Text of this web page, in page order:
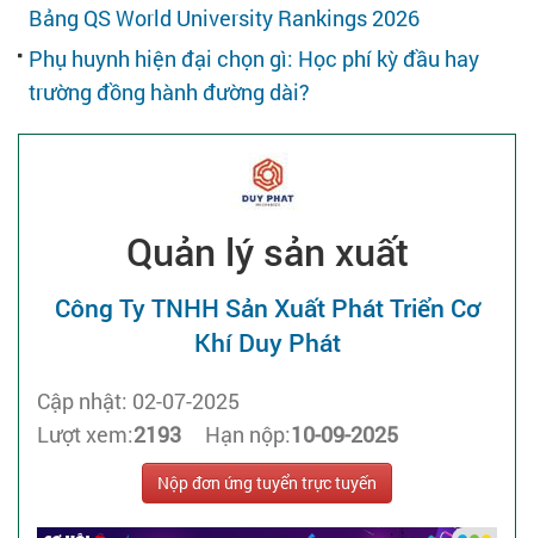
Nhà tuyển dụng
Bảng QS World University Rankings 2026
Phụ huynh hiện đại chọn gì: Học phí kỳ đầu hay
trường đồng hành đường dài?
Quản lý sản xuất
Công Ty TNHH Sản Xuất Phát Triển Cơ
Khí Duy Phát
Cập nhật: 02-07-2025
Lượt xem:2193 Hạn nộp:10-09-2025
Nộp đơn ứng tuyển trực tuyến